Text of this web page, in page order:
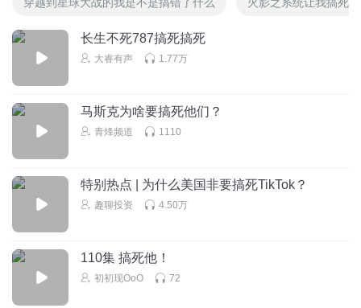
长生不死787搞死搞死
大睿有声 1.77万
马斯克为啥要搞死他们？
青烽频道 1110
特别热点 | 为什么美国非要搞死TikTok？
趣聊投资 4.50万
110集 搞死他！
初初现OoO 72